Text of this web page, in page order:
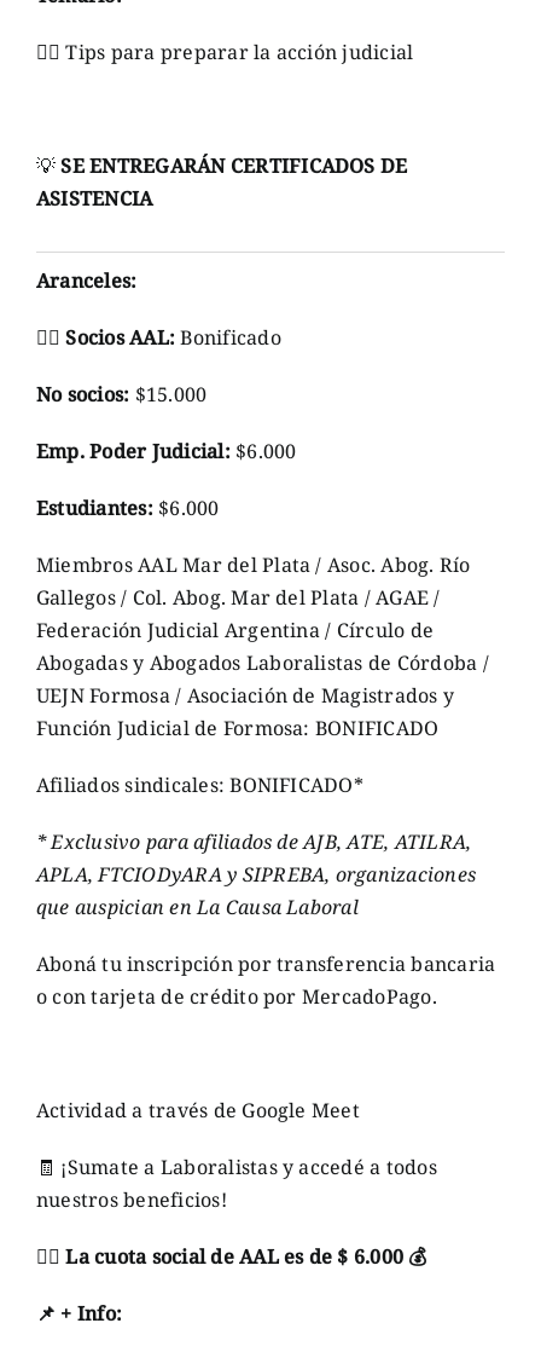
👉🏼 Tips para preparar la acción judicial
💡 SE ENTREGARÁN CERTIFICADOS DE
ASISTENCIA
Aranceles:
👉🏼 Socios AAL:Bonificado
No socios: $15.000
Emp. Poder Judicial: $6.000
Estudiantes: $6.000
Miembros AAL Mar del Plata / Asoc. Abog. Río
Gallegos / Col. Abog. Mar del Plata / AGAE /
Federación Judicial Argentina / Círculo de
Abogadas y Abogados Laboralistas de Córdoba /
UEJN Formosa / Asociación de Magistrados y
Función Judicial de Formosa: BONIFICADO
Afiliados sindicales: BONIFICADO*
* Exclusivo para afiliados de AJB, ATE, ATILRA,
APLA, FTCIODyARA y SIPREBA, organizaciones
que auspician en La Causa Laboral
Aboná tu inscripción por transferencia bancaria
o con tarjeta de crédito por MercadoPago.
Actividad a través de Google Meet
🧾 ¡Sumate a Laboralistas y accedé a todos
nuestros beneficios!
👉🏼 La cuota social de AAL es de $ 6.000 💰
📌 + Info: